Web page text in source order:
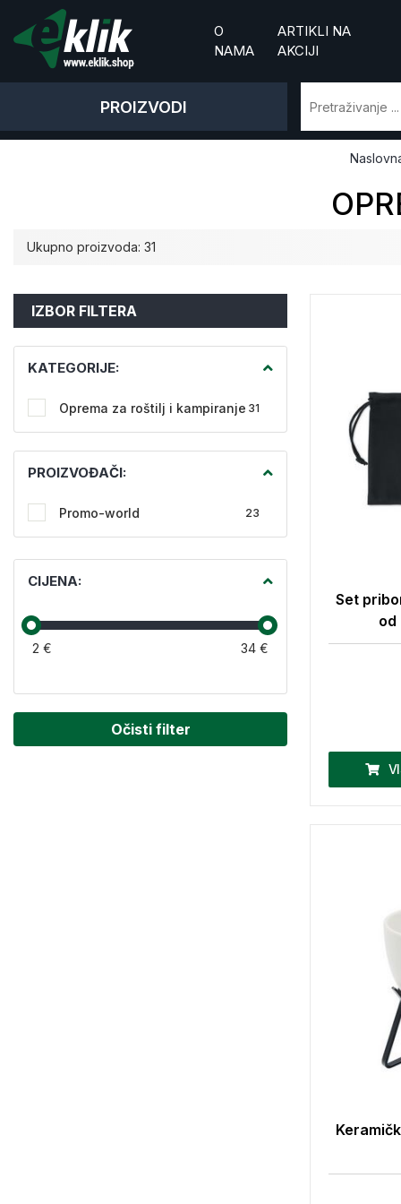
O
NAMA
ARTIKLI NA
AKCIJI
PROIZVODI
Ukupno proizvoda: 31
IZBOR FILTERA
KATEGORIJE:
Oprema za roštilj i kampiranje 31
PROIZVOĐAČI:
Promo-world 23
CIJENA:
2 € 34 €
Očisti filter
Set
od